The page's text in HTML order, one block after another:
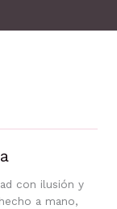
con ilusión y
a mano,